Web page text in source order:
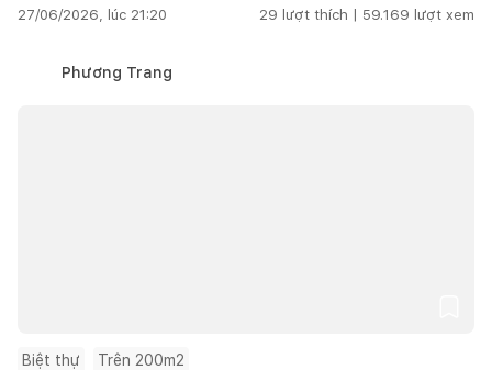
27/06/2026, lúc 21:20 29 lượt thích | 59.169 lượt xem
Phương Trang
Biệt thự Trên 200m2